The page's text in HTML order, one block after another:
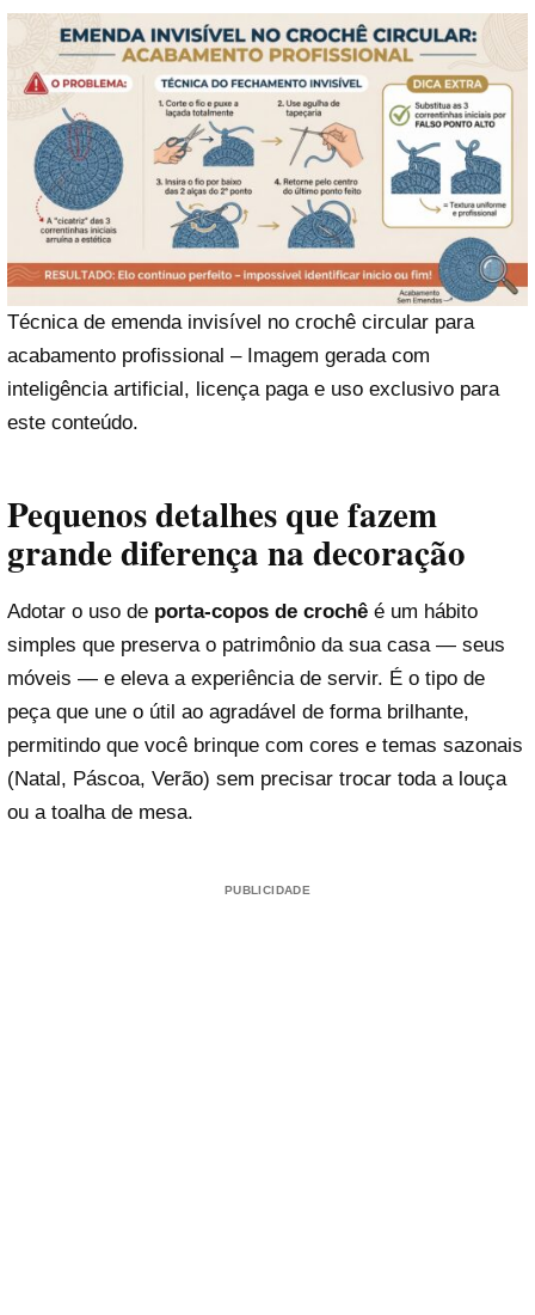
Técnica de emenda invisível no crochê circular para
acabamento profissional – Imagem gerada com
inteligência artificial, licença paga e uso exclusivo para
este conteúdo.
Pequenos detalhes que fazem
grande diferença na decoração
Adotar o uso de porta-copos de crochê é um hábito
simples que preserva o patrimônio da sua casa — seus
móveis — e eleva a experiência de servir. É o tipo de
peça que une o útil ao agradável de forma brilhante,
permitindo que você brinque com cores e temas sazonais
(Natal, Páscoa, Verão) sem precisar trocar toda a louça
ou a toalha de mesa.
PUBLICIDADE